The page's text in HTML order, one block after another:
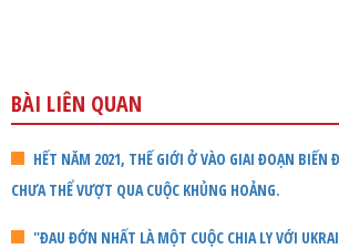
BÀI LIÊN QUAN
HẾT NĂM 2021, THẾ GIỚI Ở VÀO GIAI ĐOẠN BIẾN
CHƯA THỂ VƯỢT QUA CUỘC KHỦNG HOẢNG.
"ĐAU ĐỚN NHẤT LÀ MỘT CUỘC CHIA LY VỚI